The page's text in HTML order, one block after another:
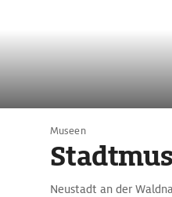
Museen
Neustadt an der